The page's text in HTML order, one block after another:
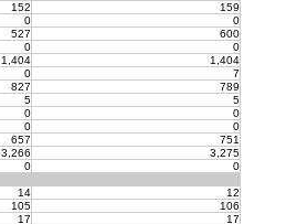
152
159
0
0
527
600
0
0
1,404
1,404
0
7
827
789
5
5
0
0
0
0
657
751
3,266
3,275
0
0
14
12
105
106
17
17